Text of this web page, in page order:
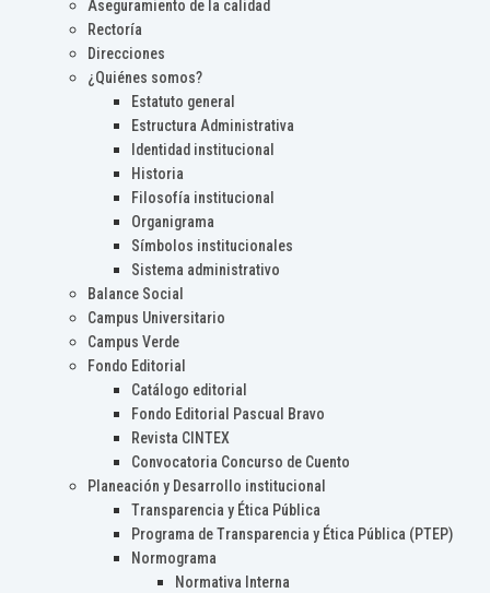
Aseguramiento de la calidad
Rectoría
Direcciones
¿Quiénes somos?
Estatuto general
Estructura Administrativa
Identidad institucional
Historia
Filosofía institucional
Organigrama
Símbolos institucionales
Sistema administrativo
Balance Social
Campus Universitario
Campus Verde
Fondo Editorial
Catálogo editorial
Fondo Editorial Pascual Bravo
Revista CINTEX
Convocatoria Concurso de Cuento
Planeación y Desarrollo institucional
Transparencia y Ética Pública
Programa de Transparencia y Ética Pública (PTEP)
Normograma
Normativa Interna